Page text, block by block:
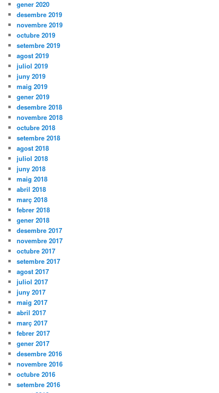
gener 2020
desembre 2019
novembre 2019
octubre 2019
setembre 2019
agost 2019
juliol 2019
juny 2019
maig 2019
gener 2019
desembre 2018
novembre 2018
octubre 2018
setembre 2018
agost 2018
juliol 2018
juny 2018
maig 2018
abril 2018
març 2018
febrer 2018
gener 2018
desembre 2017
novembre 2017
octubre 2017
setembre 2017
agost 2017
juliol 2017
juny 2017
maig 2017
abril 2017
març 2017
febrer 2017
gener 2017
desembre 2016
novembre 2016
octubre 2016
setembre 2016